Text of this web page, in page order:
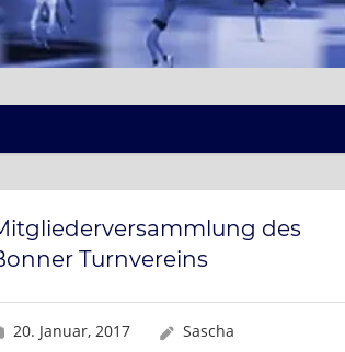
des
Turnvereins
20. Januar, 2017 Sascha